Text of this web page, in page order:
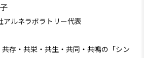
アルネラボラトリー代表
存・共栄・共生・共同・共鳴の「シン